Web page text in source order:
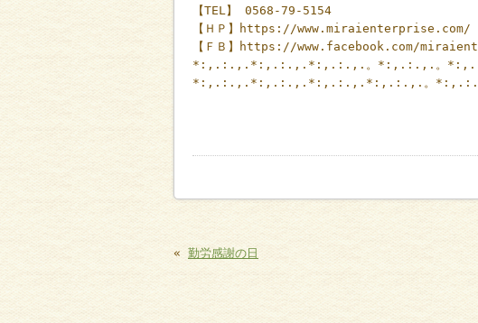
【TEL】 0568-79-5154
【ＨＰ】https://www.miraienterprise.com/
【ＦＢ】https://www.facebook.com/
*:,.:.,.*:,.:.,.*:,.:.,.。*:,.:.,.。
*:,.:.,.*:,.:.,.*:,.:.,.*:,.:.,.。
« 勤労感謝の日